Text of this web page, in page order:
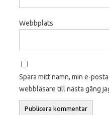
Webbplats
Spara mitt namn, min e-
webbläsare till nästa gång